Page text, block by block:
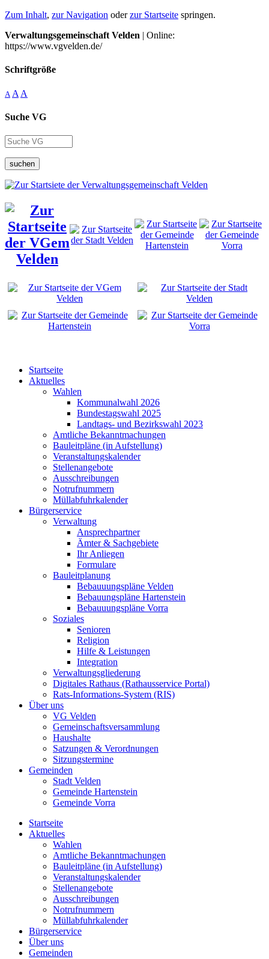
Zum Inhalt, zur Navigation oderzur Startseite springen.
Verwaltungsgemeinschaft Velden | Online:
https://www.vgvelden.de/
Schriftgröße
A A A
Suche VG
suchen
Startseite
Aktuelles
Wahlen
Kommunalwahl 2026
Bundestagswahl 2025
Landtags- und Bezirkswahl 2023
Amtliche Bekanntmachungen
Bauleitpläne (in Aufstellung)
Veranstaltungskalender
Stellenangebote
Ausschreibungen
Notrufnummern
Müllabfuhrkalender
Bürgerservice
Verwaltung
Ansprechpartner
Ämter & Sachgebiete
Ihr Anliegen
Formulare
Bauleitplanung
Bebauuungspläne Velden
Bebauungspläne Hartenstein
Bebauuungspläne Vorra
Soziales
Senioren
Religion
Hilfe & Leistungen
Integration
Verwaltungsgliederung
Digitales Rathaus (Rathausservice Portal)
Rats-Informations-System (RIS)
Über uns
VG Velden
Gemeinschaftsversammlung
Haushalte
Satzungen & Verordnungen
Sitzungstermine
Gemeinden
Stadt Velden
Gemeinde Hartenstein
Gemeinde Vorra
Startseite
Aktuelles
Wahlen
Amtliche Bekanntmachungen
Bauleitpläne (in Aufstellung)
Veranstaltungskalender
Stellenangebote
Ausschreibungen
Notrufnummern
Müllabfuhrkalender
Bürgerservice
Über uns
Gemeinden